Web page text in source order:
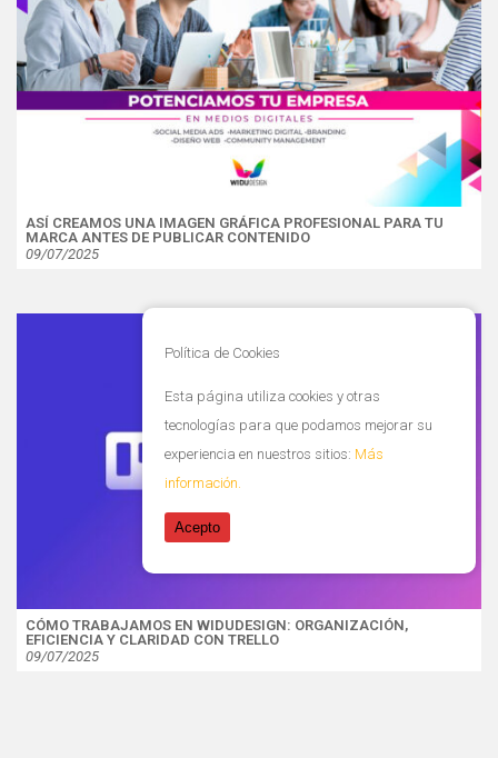
ASÍ CREAMOS UNA IMAGEN GRÁFICA PROFESIONAL PARA TU
MARCA ANTES DE PUBLICAR CONTENIDO
09/07/2025
CÓMO TRABAJAMOS EN WIDUDESIGN: ORGANIZACIÓN,
EFICIENCIA Y CLARIDAD CON TRELLO
09/07/2025
Política de Cookies
Esta página utiliza cookies y otras
tecnologías para que podamos mejorar su
experiencia en nuestros sitios: Más
información.
Acepto